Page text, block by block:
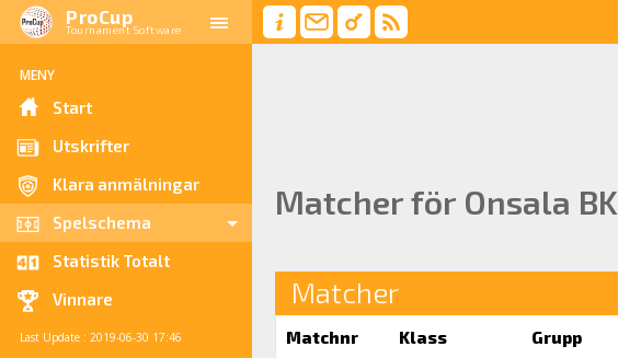
ProCup
Tournament Software
MENY
Start
Utskrifter
Klara anmälningar
Spelschema
Statistik Totalt
Vinnare
Last Update : 2019-06-30 17:46
Matcher för Onsala
Matcher
Matchnr Klass Grupp